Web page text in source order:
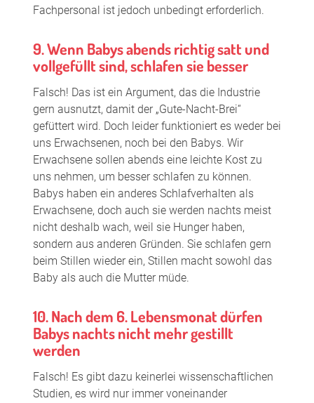
Fachpersonal ist jedoch unbedingt erforderlich.
9. Wenn Babys abends richtig satt und
vollgefüllt sind, schlafen sie besser
Falsch! Das ist ein Argument, das die Industrie
gern ausnutzt, damit der „Gute-Nacht-Brei“
gefüttert wird. Doch leider funktioniert es weder bei
uns Erwachsenen, noch bei den Babys. Wir
Erwachsene sollen abends eine leichte Kost zu
uns nehmen, um besser schlafen zu können.
Babys haben ein anderes Schlafverhalten als
Erwachsene, doch auch sie werden nachts meist
nicht deshalb wach, weil sie Hunger haben,
sondern aus anderen Gründen. Sie schlafen gern
beim Stillen wieder ein, Stillen macht sowohl das
Baby als auch die Mutter müde.
10. Nach dem 6. Lebensmonat dürfen
Babys nachts nicht mehr gestillt
werden
Falsch! Es gibt dazu keinerlei wissenschaftlichen
Studien, es wird nur immer voneinander